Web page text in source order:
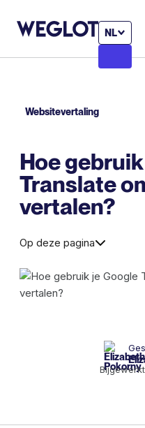
NL
Websitevertaling
Hoe
Translate
vertalen?
Op deze pagina